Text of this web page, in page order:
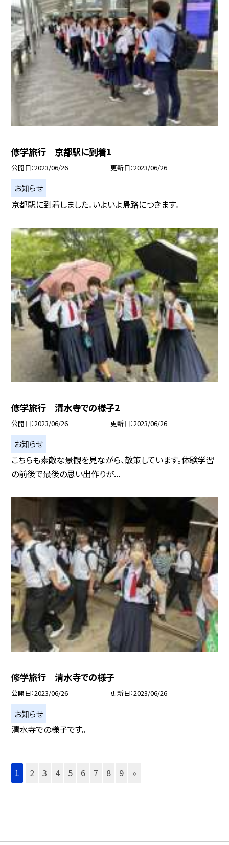
修学旅行 京都駅に到着1
公開日 2023/06/26 更新日 2023/06/26
お知らせ
京都駅に到着しました。いよいよ帰路につきます。
修学旅行 清水寺での様子2
公開日 2023/06/26 更新日 2023/06/26
お知らせ
こちらも素敵な景観を見ながら、散策しています。体験学習
の前後で最後の思い出作りが...
修学旅行 清水寺での様子
公開日 2023/06/26 更新日 2023/06/26
お知らせ
清水寺での様子です。
1 2 3 4 5 6 7 8 9 »